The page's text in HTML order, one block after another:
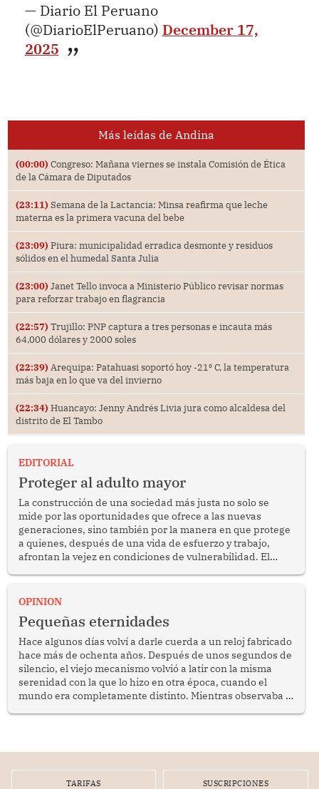
— Diario El Peruano
(@DiarioElPeruano) December 17,
2025
Más leídas de Andina
(00:00) Congreso: Mañana viernes se instala Comisión de Ética
de la Cámara de Diputados
(23:11) Semana de la Lactancia: Minsa reafirma que leche
materna es la primera vacuna del bebe
(23:09) Piura: municipalidad erradica desmonte y residuos
sólidos en el humedal Santa Julia
(23:00) Janet Tello invoca a Ministerio Público revisar normas
para reforzar trabajo en flagrancia
(22:57) Trujillo: PNP captura a tres personas e incauta más
64,000 dólares y 2000 soles
(22:39) Arequipa: Patahuasi soportó hoy -21⁰ C, la temperatura
más baja en lo que va del invierno
(22:34) Huancayo: Jenny Andrés Livia jura como alcaldesa del
distrito de El Tambo
EDITORIAL
Proteger al adulto mayor
La construcción de una sociedad más justa no solo se
mide por las oportunidades que ofrece a las nuevas
generaciones, sino también por la manera en que protege
a quienes, después de una vida de esfuerzo y trabajo,
afrontan la vejez en condiciones de vulnerabilidad. El
bimestrales el subsidio que reciben los beneficiarios del
reflexionar sobre la importancia de fortalecer las políticas
públicas dirigidas a los adultos mayores en pobreza.
OPINION
Pequeñas eternidades
Hace algunos días volví a darle cuerda a un reloj fabricado
hace más de ochenta años. Después de unos segundos de
silencio, el viejo mecanismo volvió a latir con la misma
serenidad con la que lo hizo en otra época, cuando el
mundo era completamente distinto. Mientras observaba el
TARIFAS SUSCRIPCIONES